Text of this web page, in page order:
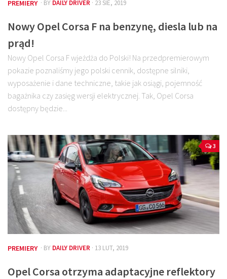
PREMIERY · BY DAILY DRIVER · 23 SIE, 2019
Nowy Opel Corsa F na benzynę, diesla lub na
prąd!
Nowy Opel Corsa F wjeżdża do Polski! Na przedpremierowym
pokazie poznaliśmy jego polski cennik, dostępne silniki,
wyposażenie i dane techniczne, takie jak osiągi, pojemność
bagażnika czy zasięg wersji elektrycznej. Tak, Opel Corsa
dostępny będzie...
3
PREMIERY · BY DAILY DRIVER · 13 LUT, 2019
Opel Corsa otrzyma adaptacyjne reflektory